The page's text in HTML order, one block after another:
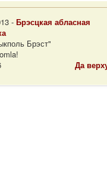
- Брэсцкая абласная
Брэст"
Да